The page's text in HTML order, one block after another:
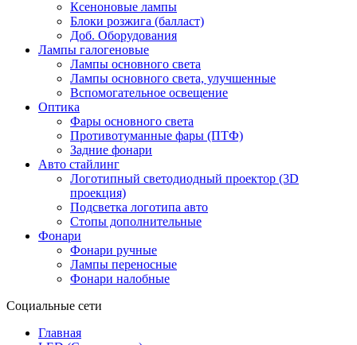
Ксеноновые лампы
Блоки розжига (балласт)
Доб. Оборудования
Лампы галогеновые
Лампы основного света
Лампы основного света, улучшенные
Вспомогательное освещение
Оптика
Фары основного света
Противотуманные фары (ПТФ)
Задние фонари
Авто стайлинг
Логотипный светодиодный проектор (3D
проекция)
Подсветка логотипа авто
Стопы дополнительные
Фонари
Фонари ручные
Лампы переносные
Фонари налобные
Социальные сети
Главная